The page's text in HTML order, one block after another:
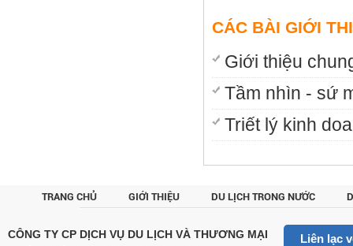
CÁC BÀI GIỚI
Giới thiệu
Tầm nhìn - sứ
Triết lý kinh
TRANG CHỦ GIỚI THIỆU DU LỊCH TRONG NƯỚC
CÔNG TY CP DỊCH VỤ DU LỊCH VÀ THƯƠNG MẠI
Liên lạc